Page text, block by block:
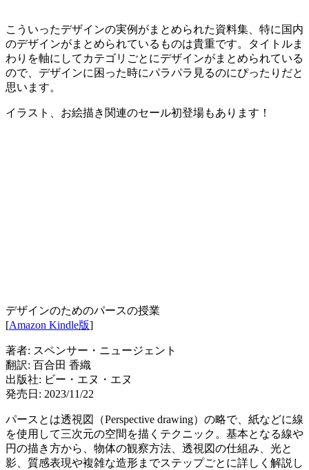
こういったデザインの実例がまとめられた資料集、特に国内
のデザインがまとめられているものは貴重です。タイトルま
わりを軸にしてカテゴリごとにデザインがまとめられている
ので、デザインに困った時にパラパラ見るのにぴったりだと
思います。
イラスト、お絵描き関連のセール初登場もあります！
デザインのためのパースの授業
[Amazon Kindle版]
著者: スペンサー・ニュージェント
翻訳: 百合田 香織
出版社: ビー・エヌ・エヌ
発売日: 2023/11/22
パースとは透視図（Perspective drawing）の略で、紙などに線
を使用して三次元の空間を描くテクニック。基本となる線や
円の描き方から、物体の観察方法、透視図の仕組み、光と
影、質感表現や複雑な造形までステップごとに詳しく解説し